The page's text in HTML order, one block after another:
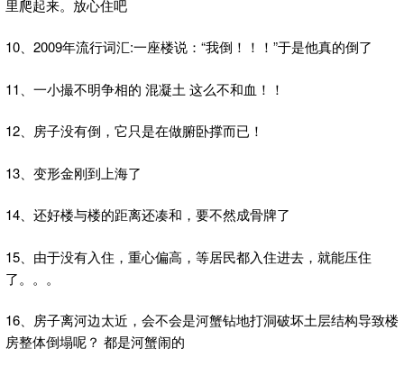
里爬起来。放心住吧
10、2009年流行词汇:一座楼说：“我倒！！！”于是他真的倒了
11、一小撮不明争相的 混凝土 这么不和血！！
12、房子没有倒，它只是在做腑卧撑而已！
13、变形金刚到上海了
14、还好楼与楼的距离还凑和，要不然成骨牌了
15、由于没有入住，重心偏高，等居民都入住进去，就能压住
了。。。
16、房子离河边太近，会不会是河蟹钻地打洞破坏土层结构导致楼
房整体倒塌呢？ 都是河蟹闹的